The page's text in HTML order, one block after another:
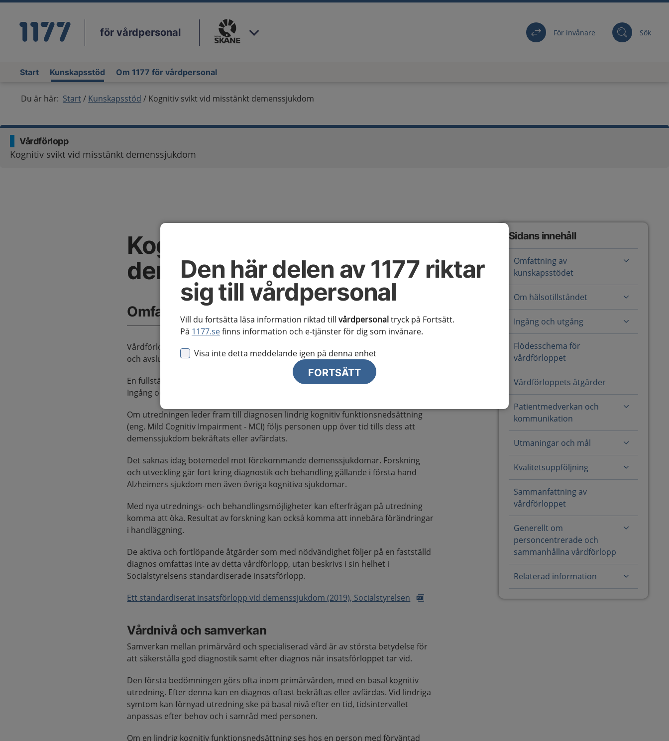
Den här delen av 1177 riktar
sig till vårdpersonal
Vill du fortsätta läsa information riktad till vårdpersonaltryck på Fortsätt.
På 1177.sefinns information och e-tjänster för dig som invånare.
Visa inte detta meddelande igen på denna enhet
FORTSÄTT
för vårdpersonal Du har valt region För invånare Sök
Start Kunskapsstöd Om 1177 för vårdpersonal
Du är här: Start Kunskapsstöd Kognitiv svikt vid misstänkt demenssjukdom
Vårdförlopp
Kognitiv svikt vid misstänkt demenssjukdom
Kognitiv svikt vid misstänkt
demenssjukdom
Omfattning av kunskapsstödet
Vårdförloppet inleds vid misstanke om kognitiv svikt orsakad av demenssjukdom
och avslutas vid bekräftad diagnos, alternativt då misstanke inte kvarstår.
En fullständig beskrivning av kriterier för omfattningen finns under rubriken
Ingång och utgång.
Om utredningen leder fram till diagnosen lindrig kognitiv funktionsnedsättning
(eng. Mild Cognitiv Impairment - MCI) följs personen upp över tid tills dess att
demenssjukdom bekräftats eller avfärdats.
Det saknas idag botemedel mot förekommande demenssjukdomar. Forskning
och utveckling går fort kring diagnostik och behandling gällande i första hand
Alzheimers sjukdom men även övriga kognitiva sjukdomar.
Med nya utrednings- och behandlingsmöjligheter kan efterfrågan på utredning
komma att öka. Resultat av forskning kan också komma att innebära förändringar
i handläggning.
De aktiva och fortlöpande åtgärder som med nödvändighet följer på en fastställd
diagnos omfattas inte av detta vårdförlopp, utan beskrivs i sin helhet i
Socialstyrelsens standardiserade insatsförlopp.
Ett standardiserat insatsförlopp vid demenssjukdom (2019), Socialstyrelsen
Vårdnivå och samverkan
Samverkan mellan primärvård och specialiserad vård är av största betydelse för
att säkerställa god diagnostik samt efter diagnos när insatsförloppet tar vid.
Den första bedömningen görs ofta inom primärvården, med en basal kognitiv
utredning. Efter denna kan en diagnos oftast bekräftas eller avfärdas. Vid lindriga
symtom kan förnyad utredning ske på basal nivå efter en tid, tidsintervallet
anpassas efter behov och i samråd med personen.
Om en lindrig kognitiv funktionsnedsättning ses hos en person med förväntad
Sidans innehåll
Omfattning av
kunskapsstödet
Om hälsotillståndet
Ingång och utgång
Flödesschema för
vårdförloppet
Vårdförloppets åtgärder
Patientmedverkan och
kommunikation
Utmaningar och mål
Kvalitetsuppföljning
Sammanfattning av
vårdförloppet
Generellt om
personcentrerade och
sammanhållna vårdförlopp
Relaterad information